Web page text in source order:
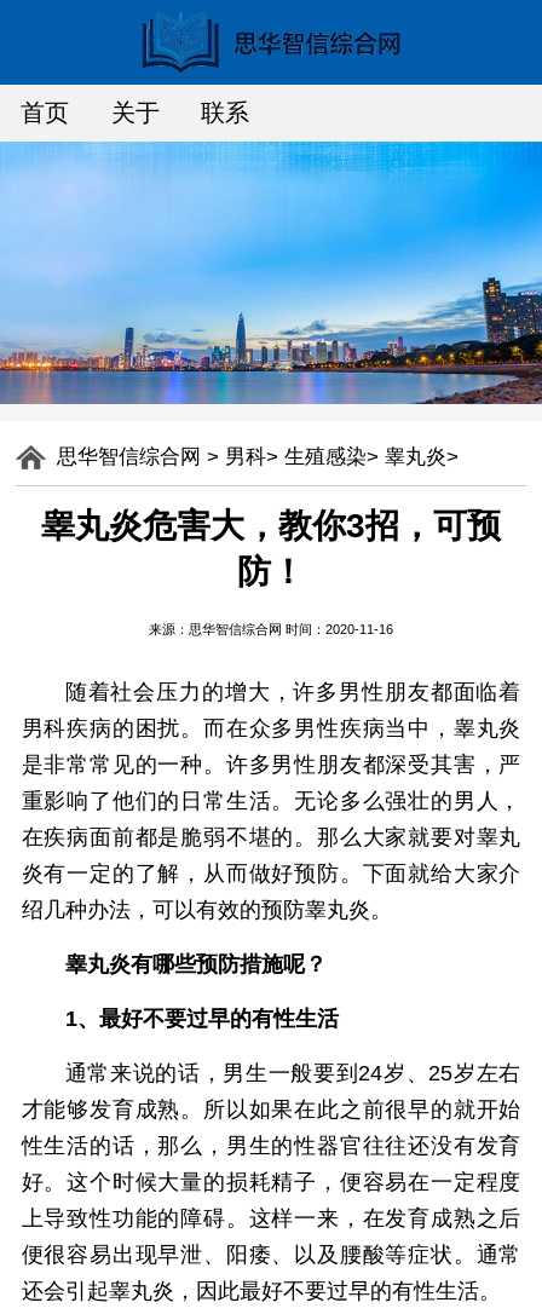
首页 关于 联系
思华智信综合网 > 男科>生殖感染>睾丸炎>
睾丸炎危害大，教你3招，可预
防！
来源： 思华智信综合网 时间：2020-11-16
随着社会压力的增大，许多男性朋友都面临着
男科疾病的困扰。而在众多男性疾病当中，睾丸炎
是非常常见的一种。许多男性朋友都深受其害，严
重影响了他们的日常生活。无论多么强壮的男人，
在疾病面前都是脆弱不堪的。那么大家就要对睾丸
炎有一定的了解，从而做好预防。下面就给大家介
绍几种办法，可以有效的预防睾丸炎。
睾丸炎有哪些预防措施呢？
1、最好不要过早的有性生活
通常来说的话，男生一般要到24岁、25岁左右
才能够发育成熟。所以如果在此之前很早的就开始
性生活的话，那么，男生的性器官往往还没有发育
好。这个时候大量的损耗精子，便容易在一定程度
上导致性功能的障碍。这样一来，在发育成熟之后
便很容易出现早泄、阳痿、以及腰酸等症状。通常
还会引起睾丸炎，因此最好不要过早的有性生活。